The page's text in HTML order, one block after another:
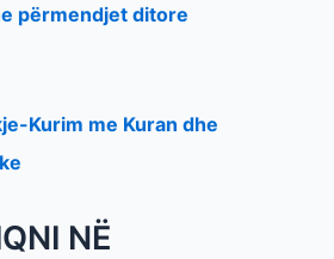
përmendjet ditore
Kurim me Kuran dhe
NË